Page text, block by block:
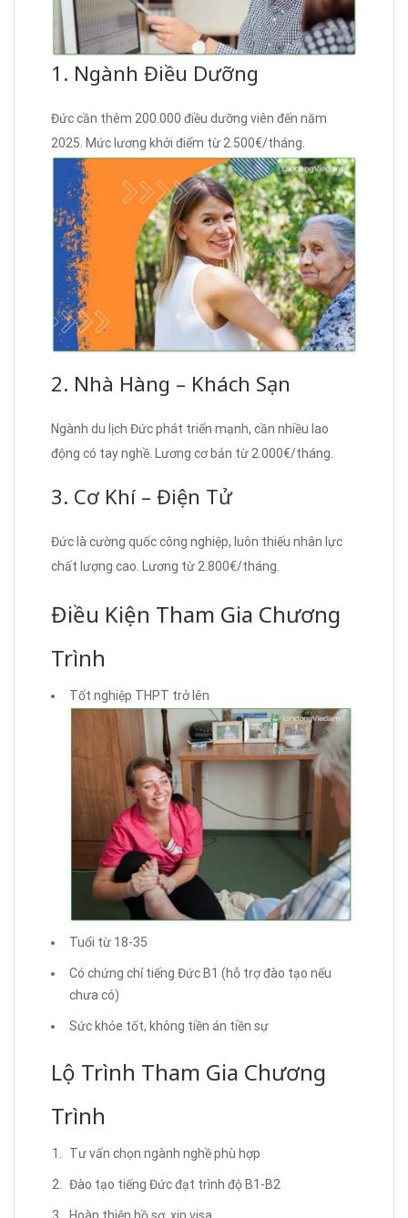
1. Ngành Điều Dưỡng
Đức cần thêm 200.000 điều dưỡng viên đến năm
2025. Mức lương khởi điểm từ 2.500€/tháng.
2. Nhà Hàng – Khách Sạn
Ngành du lịch Đức phát triển mạnh, cần nhiều lao
động có tay nghề. Lương cơ bản từ 2.000€/tháng.
3. Cơ Khí – Điện Tử
Đức là cường quốc công nghiệp, luôn thiếu nhân lực
chất lượng cao. Lương từ 2.800€/tháng.
Điều Kiện Tham Gia Chương
Trình
Tốt nghiệp THPT trở lên
Tuổi từ 18-35
Có chứng chỉ tiếng Đức B1 (hỗ trợ đào tạo nếu
chưa có)
Sức khỏe tốt, không tiền án tiền sự
Lộ Trình Tham Gia Chương
Trình
Tư vấn chọn ngành nghề phù hợp
Đào tạo tiếng Đức đạt trình độ B1-B2